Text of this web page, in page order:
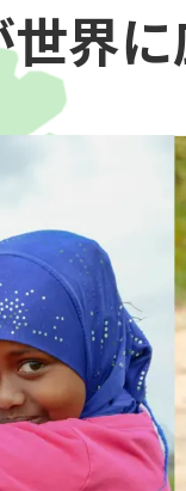
界に